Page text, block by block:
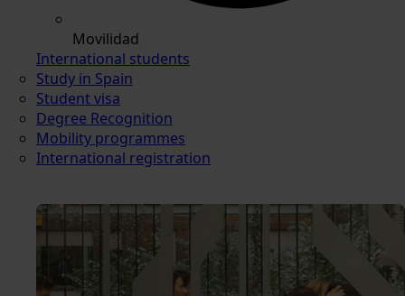
Movilidad
International students
Study in Spain
Student visa
Degree Recognition
Mobility programmes
International registration